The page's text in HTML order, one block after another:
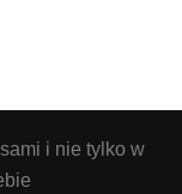
i nie tylko w